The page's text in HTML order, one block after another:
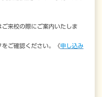
来校の際にご案内いたしま
ご確認ください。《申し込み